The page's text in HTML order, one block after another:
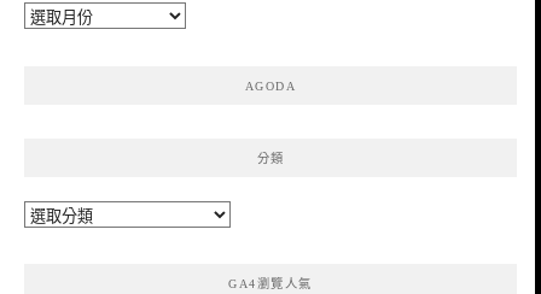
彙
AGODA
分類
分
GA4瀏覽人氣